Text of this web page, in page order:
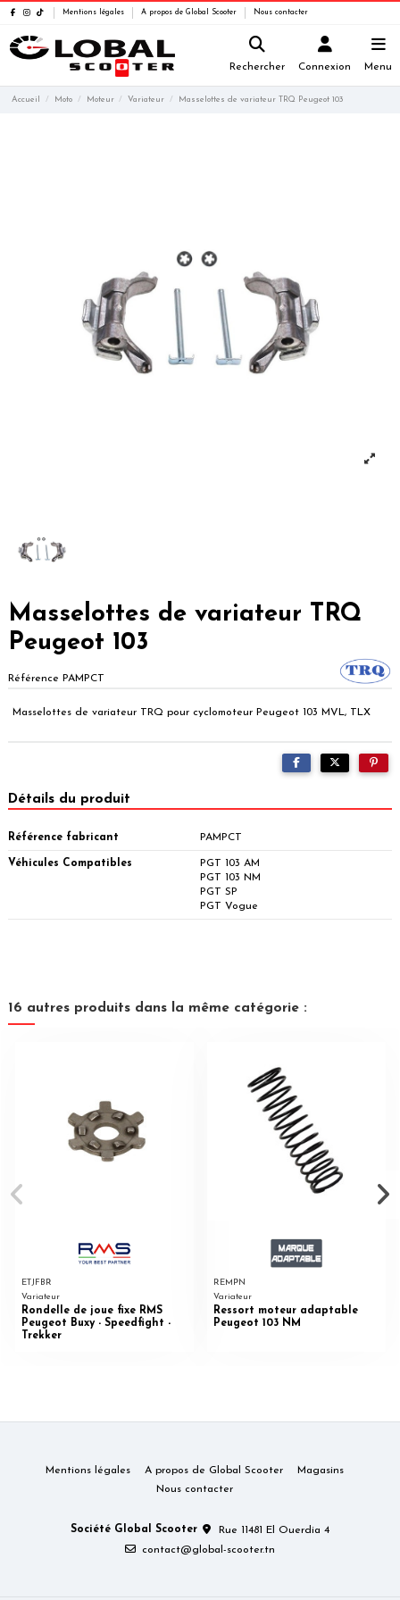
Mentions légales A propos de Global Scooter Nous contacter
Rechercher Connexion Menu
Accueil Moto Moteur Variateur Masselottes de variateur TRQ Peugeot 103
Masselottes de variateur TRQ
Peugeot 103
Référence PAMPCT
Masselottes de variateur TRQ pour cyclomoteur Peugeot 103 MVL, TLX
Détails du produit
Référence fabricant PAMPCT
Véhicules Compatibles
PGT 103 AM
PGT 103 NM
PGT SP
PGT Vogue
16 autres produits dans la même catégorie :
ETJFBR
Variateur
Rondelle de joue fixe RMS
Peugeot Buxy - Speedfight -
Trekker
REMPN
Variateur
Ressort moteur adaptable
Peugeot 103 NM
Mentions légales A propos de Global Scooter
Magasins
Nous contacter
Société Global Scooter
Rue 11481 El Ouerdia 4
contact@global-scooter.tn